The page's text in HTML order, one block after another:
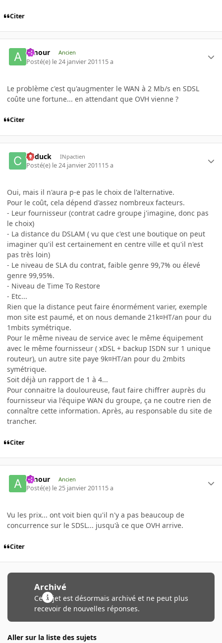
Citer
Amour Ancien
Posté(e) le 24 janvier 201115 a
Le problème c'est qu'augmenter le WAN à 2 Mb/s en SDSL
coûte une fortune... en attendant que OVH vienne ?
Citer
Cyduck INpactien
Posté(e) le 24 janvier 201115 a
Oui, mais il n'aura p-e pas le choix de l'alternative.
Pour le coût, cela dépend d'assez nombreux facteurs.
- Leur fournisseur (contrat cadre groupe j'imagine, donc pas
le choix)
- La distance du DSLAM ( vu que c'est une boutique on peut
imaginer qu'il est certainement en centre ville et qu'il n'est
pas très loin)
- Le niveau de SLA du contrat, faible genre 99,7% ou élevé
genre 99,95%.
- Niveau de Time To Restore
- Etc...
Rien que la distance peut faire énormément varier, exemple
mon site est paumé, et on nous demande 21k¤HT/an pour du
1mbits symétrique.
Pour le même niveau de service avec le même équipement
avec le même fournisseur ( xDSL + backup ISDN sur 1 unique
routeur), un autre site paye 9k¤HT/an pour du 2mbits
symétrique.
Soit déjà un rapport de 1 à 4...
Pour connaitre la douloureuse, faut faire chiffrer auprès du
fournisseur via l'équipe WAN du groupe, ça ne coutre rien de
connaître cette information. Après, au responsable du site de
trancher.
Citer
Amour Ancien
Posté(e) le 25 janvier 201115 a
Vu les prix... ont voit bien qu'il n'y a pas beaucoup de
concurrence sur le SDSL... jusqu'à ce que OVH arrive.
Citer
Archivé
Ce sujet est désormais archivé et ne peut plus
recevoir de nouvelles réponses.
Aller sur la liste des sujets